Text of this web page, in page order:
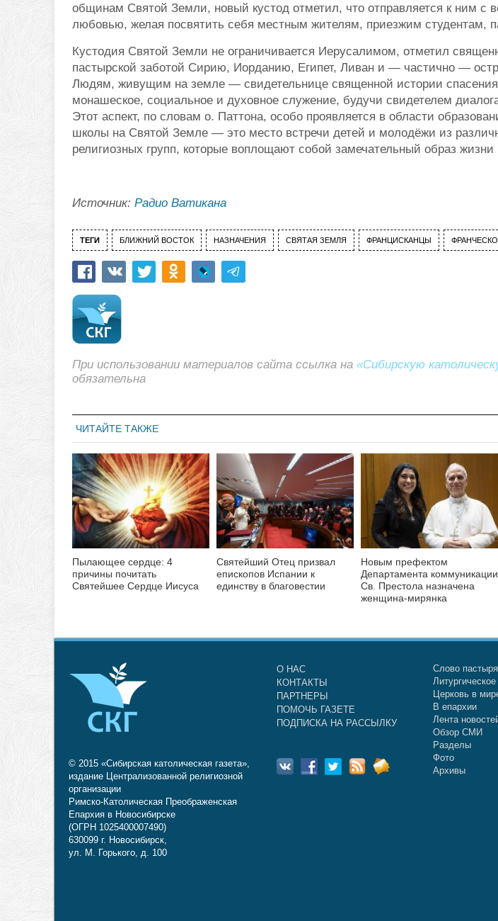
общинам Святой Земли, новый кустод отметил, что отправляется к ним с
любовью, желая посвятить себя местным жителям, приезжим студентам,
Кустодия Святой Земли не ограничивается Иерусалимом, отметил
пастырской заботой Сирию, Иорданию, Египет, Ливан и — частично —
Людям, живущим на земле — свидетельнице священной истории
монашеское, социальное и духовное служение, будучи свидетелем
Этот аспект, по словам о. Паттона, особо проявляется в области
школы на Святой Земле — это место встречи детей и молодёжи из
религиозных групп, которые воплощают собой замечательный образ
Источник: Радио Ватикана
ТЕГИ БЛИЖНИЙ ВОСТОК НАЗНАЧЕНИЯ СВЯТАЯ ЗЕМЛЯ ФРАНЦИСКАНЦЫ
При использовании материалов сайта ссылка на «Сибирскую
обязательна
ЧИТАЙТЕ ТАКЖЕ
Пылающее сердце: 4
причины почитать
Святейшее Сердце Иисуса
Святейший Отец призвал
епископов Испании к
единству в благовестии
Новым префектом
Департамента коммуникации
Св. Престола назначена
женщина-мирянка
© 2015 «Сибирская католическая газета»,
издание Централизованной религиозной
организации
Римско-Католическая Преображенская
Епархия в Новосибирске
(ОГРН 1025400007490)
630099 г. Новосибирск,
ул. М. Горького, д. 100
О НАС
КОНТАКТЫ
ПАРТНЕРЫ
ПОМОЧЬ ГАЗЕТЕ
ПОДПИСКА НА РАССЫЛКУ
Слово пастыря
Церковь в
В епархии
Лента
Обзор СМИ
Разделы
Фото
Архивы